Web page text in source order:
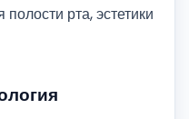
рта, эстетики